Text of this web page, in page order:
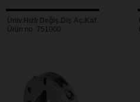
Üniv.Hızlı Değiş.Diş Aç.Kaf.
Ürün no. 751000